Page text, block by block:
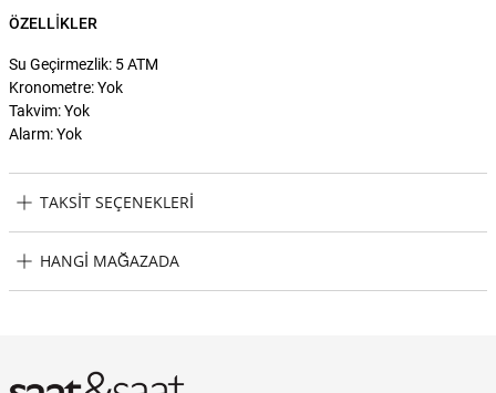
ÖZELLIKLER
Su Geçirmezlik: 5 ATM
Kronometre: Yok
Takvim: Yok
Alarm: Yok
TAKSIT SEÇENEKLERI
HANGI MAĞAZADA